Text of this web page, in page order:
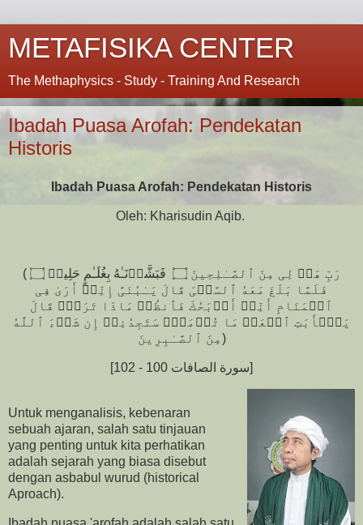
METAFISIKA CENTER
The Methaphysics - Study - Training And Research
Ibadah Puasa Arofah: Pendekatan
Historis
Ibadah Puasa Arofah: Pendekatan Historis
Oleh: Kharisudin Aqib.
(رَبِّ هَبۡ لِی مِنَ ٱلصَّـٰلِحِینَ ۝ فَبَشَّرۡنَـٰهُ بِغُلَـٰمٍ حَلِیمࣲ ۝
فَلَمَّا بَلَغَ مَعَهُ ٱلسَّعۡیَ قَالَ یَـٰبُنَیَّ إِنِّیۤ أَرَىٰ فِی
ٱلۡمَنَامِ أَنِّیۤ أَذۡبَحُكَ فَٱنظُرۡ مَاذَا تَرَىٰۚ قَالَ
یَـٰۤأَبَتِ ٱفۡعَلۡ مَا تُؤۡمَرُۖ سَتَجِدُنِیۤ إِن شَاۤءَ ٱللَّهُ
مِنَ ٱلصَّـٰبِرِینَ)
[سورة الصافات 100 - 102]
Untuk menganalisis, kebenaran
sebuah ajaran, salah satu tinjauan
yang penting untuk kita perhatikan
adalah sejarah yang biasa disebut
dengan asbabul wurud (historical
Aproach).